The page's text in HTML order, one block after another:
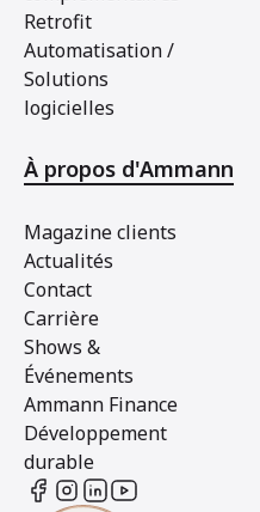
Retrofit
Automatisation /
Solutions
logicielles
À propos d'Ammann
Magazine clients
Actualités
Contact
Carrière
Shows &
Événements
Ammann Finance
Développement
durable